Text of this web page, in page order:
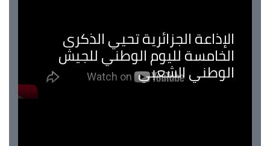
الإذاعة الجزائرية تحيي الذكرى
الخامسة لليوم الوطني للجيش
الوطني الشعبي